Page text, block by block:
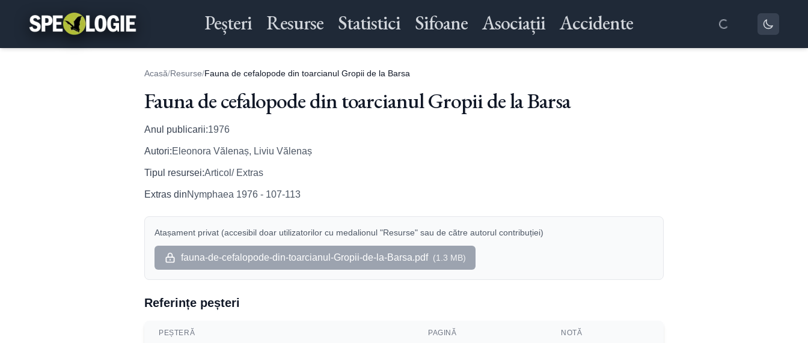
Peșteri Resurse Statistici Sifoane Asociații Accidente
Acasă/Resurse/Fauna de cefalopode din toarcianul Gropii de la Barsa
Fauna de cefalopode din toarcianul Gropii de la Barsa
Anul publicarii:1976
Autori:Eleonora Vălenaș, Liviu Vălenaș
Tipul resursei:Articol/ Extras
Extras dinNymphaea 1976 - 107-113
Atașament privat (accesibil doar utilizatorilor cu medalionul "Resurse" sau de către autorul contribuției)
fauna-de-cefalopode-din-toarcianul-Gropii-de-la-Barsa.pdf (1.3 MB)
Referințe peșteri
PEȘTERĂ PAGINĂ NOTĂ